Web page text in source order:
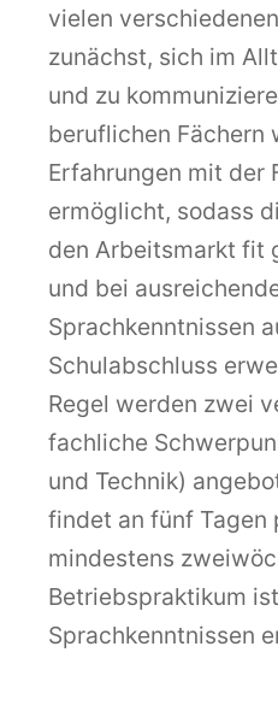
vielen
zunächst, sich im
und zu
beruflichen Fächern
Erfahrungen mit der
ermöglicht, sodass
den Arbeitsmarkt fit
und bei
Sprachkenntnissen
Schulabschluss
Regel werden zwei
fachliche
und Technik)
findet an fünf Tagen
mindestens
Betriebspraktikum
Sprachkenntnissen